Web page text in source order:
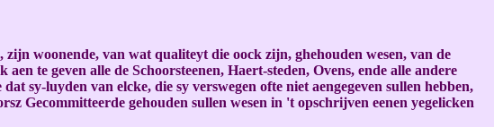
woonende, van wat qualiteyt die oock zijn, ghehouden wesen, van de
te geven alle de Schoorsteenen, Haert-steden, Ovens, ende alle andere
sy-luyden van elcke, die sy verswegen ofte niet aengegeven sullen hebben,
Gecommitteerde gehouden sullen wesen in 't opschrijven eenen yegelicken